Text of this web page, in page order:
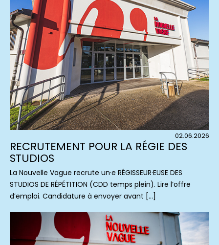
02.06.2026
RECRUTEMENT POUR LA RÉGIE DES
STUDIOS
La Nouvelle Vague recrute un·e RÉGISSEUR·EUSE DES
STUDIOS DE RÉPÉTITION (CDD temps plein). Lire l’offre
d’emploi. Candidature à envoyer avant […]